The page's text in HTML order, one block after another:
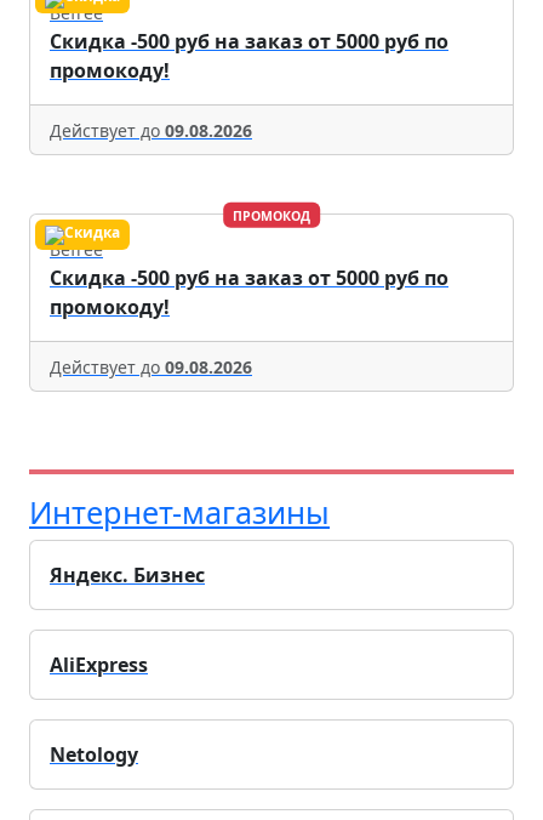
Befree
Скидка -500 руб на заказ от 5000 руб по
промокоду!
Действует до 09.08.2026
ПРОМОКОД
Befree
Скидка -500 руб на заказ от 5000 руб по
промокоду!
Действует до 09.08.2026
Интернет-магазины
Яндекс. Бизнес
AliExpress
Netology